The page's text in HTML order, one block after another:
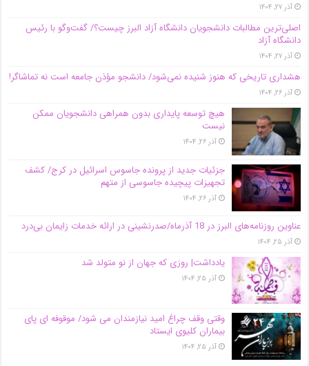
آذر ۲۷, ۱۴۰۴
اصلی‌ترین مطالبات دانشجویان دانشگاه آزاد البرز چیست؟/ گفت‌وگو با رئیس
دانشگاه آز‌اد
آذر ۲۷, ۱۴۰۴
هشداری تاریخی که هنوز شنیده نمی‌شود/ دانشجو مؤذن جامعه است نه تماشاگر!
آذر ۲۶, ۱۴۰۴
هیچ توسعه پایداری بدون همراهی دانشجویان ممکن
نیست
آذر ۲۶, ۱۴۰۴
جزئیات جدید از پرونده جاسوس اسرائیل در کرج/‌ کشف
تجهیزات پیچیده جاسوسی از متهم
آذر ۲۶, ۱۴۰۴
عناوین روزنامه‌های البرز در ‌18 آذرماه/صدرنشینی در ارائه خدمات زایمان بی‌درد
آذر ۲۵, ۱۴۰۴
یادداشت| روزی که جهان از نو متولد شد
آذر ۲۵, ۱۴۰۴
وقتی وقف چراغ امید نیازمندان می شود/ موقوفه ای پای
بیماران کلیوی ایستاد
آذر ۲۵, ۱۴۰۴